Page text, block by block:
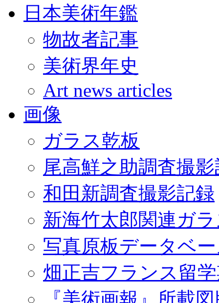
日本美術年鑑
物故者記事
美術界年史
Art news articles
画像
ガラス乾板
尾高鮮之助調査撮
和田新調査撮影記録
新海竹太郎関連ガ
写真原板データベ
畑正吉フランス留
『美術画報』所載